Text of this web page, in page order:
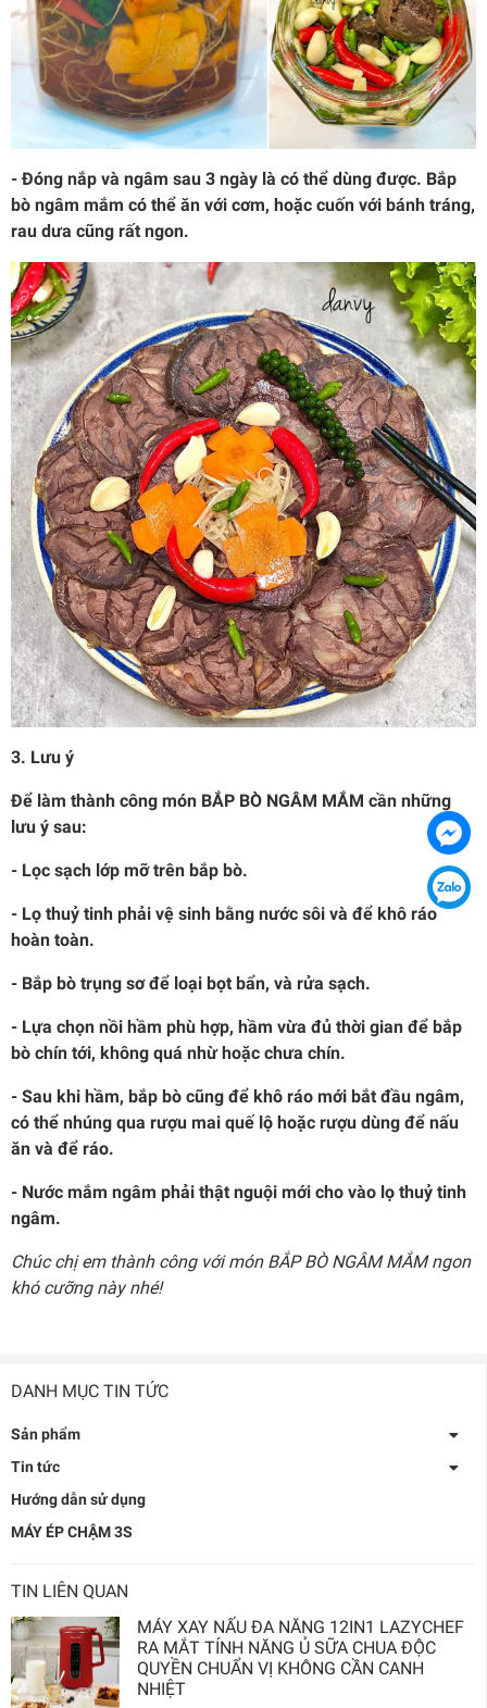
DANH MỤC TIN TỨC
Sản phẩm
Tin tức
Hướng dẫn sử dụng
MÁY ÉP CHẬM 3S
TIN LIÊN QUAN
MÁY XAY NẤU ĐA NĂNG 12IN1 LAZYCHEF
RA MẮT TÍNH NĂNG Ủ SỮA CHUA ĐỘC
QUYỀN CHUẨN VỊ KHÔNG CẦN CANH
NHIỆT
- Đóng nắp và ngâm sau 3 ngày là có thể dùng được. Bắp
bò ngâm mắm có thể ăn với cơm, hoặc cuốn với bánh tráng,
rau dưa cũng rất ngon.
3. Lưu ý
Để làm thành công món BẮP BÒ NGÂM MẮM cần những
lưu ý sau:
- Lọc sạch lớp mỡ trên bắp bò.
- Lọ thuỷ tinh phải vệ sinh bằng nước sôi và để khô ráo
hoàn toàn.
- Bắp bò trụng sơ để loại bọt bẩn, và rửa sạch.
- Lựa chọn nồi hầm phù hợp, hầm vừa đủ thời gian để bắp
bò chín tới, không quá nhừ hoặc chưa chín.
- Sau khi hầm, bắp bò cũng để khô ráo mới bắt đầu ngâm,
có thể nhúng qua rượu mai quế lộ hoặc rượu dùng để nấu
ăn và để ráo.
- Nước mắm ngâm phải thật nguội mới cho vào lọ thuỷ tinh
ngâm.
Chúc chị em thành công với món BẮP BÒ NGÂM MẮM ngon
khó cưỡng này nhé!